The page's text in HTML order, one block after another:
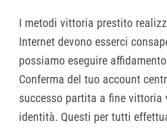
I metodi vittoria prestito
Internet devono esserci
possiamo eseguire
Conferma del tuo account
successo partita a fine vittoria
identità. Questi per tutti